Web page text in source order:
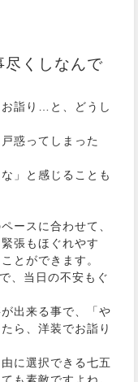
尽くしなんで
詣り…と、どうし
惑ってしまった
」と感じることも
ースに合わせて、
張もほぐれやす
とができます。
、当日の不安もぐ
出来る事で、「や
ら、洋装でお詣り
に選択できる七五
も素敵ですよね。